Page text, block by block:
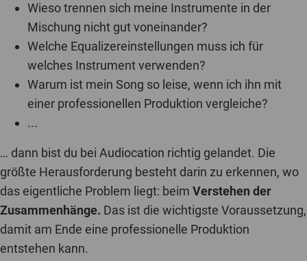
Wieso trennen sich meine Instrumente in der
Mischung nicht gut voneinander?
Welche Equalizereinstellungen muss ich für
welches Instrument verwenden?
Warum ist mein Song so leise, wenn ich ihn mit
einer professionellen Produktion vergleiche?
...
… dann bist du bei Audiocation richtig gelandet. Die
größte Herausforderung besteht darin zu erkennen, wo
das eigentliche Problem liegt: beim Verstehen der
Zusammenhänge. Das ist die wichtigste Voraussetzung,
damit am Ende eine professionelle Produktion
entstehen kann.